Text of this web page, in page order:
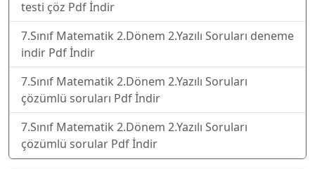
testi çöz Pdf İndir
7.Sınıf Matematik 2.Dönem 2.Yazılı Soruları deneme
indir Pdf İndir
7.Sınıf Matematik 2.Dönem 2.Yazılı Soruları
çözümlü soruları Pdf İndir
7.Sınıf Matematik 2.Dönem 2.Yazılı Soruları
çözümlü sorular Pdf İndir